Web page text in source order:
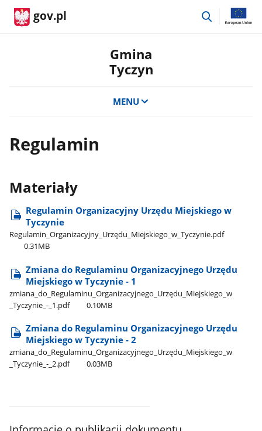
gov.pl
przejdź
Gmina
Tyczyn
MENU
Regulamin
Materiały
Regulamin Organizacyjny Urzędu Miejskiego w
Tyczynie
Regulamin​_Organizacyjny​_Urzędu​_Miejskiego​_w​_Tyczynie.pdf
0.31MB
Zmiana do Regulaminu Organizacyjnego Urzędu
Miejskiego w Tyczynie - 1
zmiana​_do​_Regulaminu​_Organizacyjnego​_Urzędu​_Miejskiego​_w​
_Tyczynie​_-​_1.pdf
0.10MB
Zmiana do Regulaminu Organizacyjnego Urzędu
Miejskiego w Tyczynie - 2
zmiana​_do​_Regulaminu​_Organizacyjnego​_Urzędu​_Miejskiego​_w​
_Tyczynie​_-​_2.pdf
0.03MB